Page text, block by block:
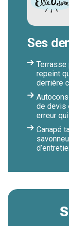
Ses
Terrasse
repeint
derrière
de devis
erreur
Canapé